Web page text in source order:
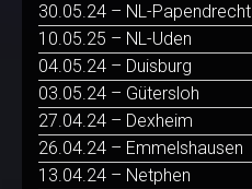
30.05.24 – NL-Papendrecht
10.05.25 – NL-Uden
04.05.24 – Duisburg
03.05.24 – Gütersloh
27.04.24 – Dexheim
26.04.24 – Emmelshausen
13.04.24 – Netphen